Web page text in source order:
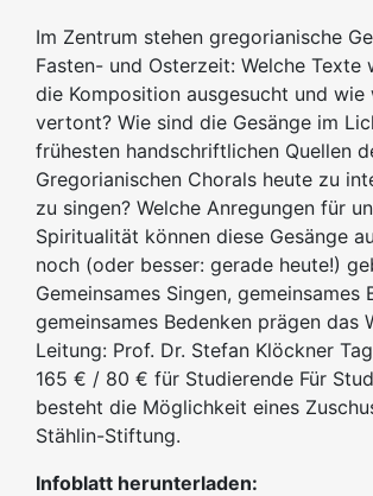
Im Zentrum stehen gregorianische
Fasten- und Osterzeit: Welche Texte
die Komposition ausgesucht und wie
vertont? Wie sind die Gesänge im
frühesten handschriftlichen Quellen
Gregorianischen Chorals heute zu
zu singen? Welche Anregungen für
Spiritualität können diese Gesänge
noch (oder besser: gerade heute!)
Gemeinsames Singen, gemeinsames
gemeinsames Bedenken prägen das
Leitung: Prof. Dr. Stefan Klöckner
165 € / 80 € für Studierende Für
besteht die Möglichkeit eines
Stählin-Stiftung.
Infoblatt herunterladen: